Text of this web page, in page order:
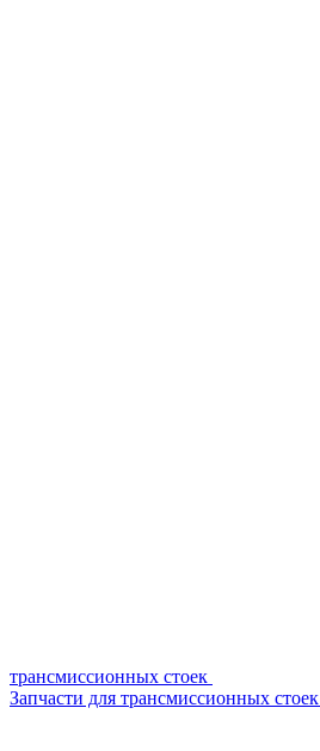
трансмиссионных стоек
Запчасти для трансмиссионных стоек